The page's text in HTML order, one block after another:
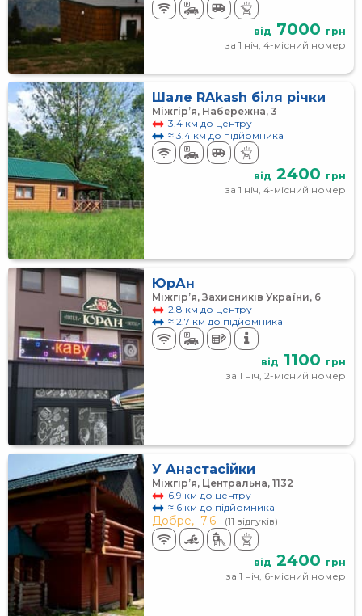
від 7000 грн
за 1 ніч, 4-місний номер
Шале RAkash біля річки
Міжгір’я, Набережна, 3
3.4 км до центру
≈ 3.4 км до підйомника
від 2400 грн
за 1 ніч, 4-місний номер
ЮрАн
Міжгір’я, Захисників України, 6
2.8 км до центру
≈ 2.7 км до підйомника
від 1100 грн
за 1 ніч, 2-місний номер
У Анастасійки
Міжгір’я, Центральна, 1132
6.9 км до центру
≈ 6 км до підйомника
Добре, 7.6 (11 відгуків)
від 2400 грн
за 1 ніч, 6-місний номер